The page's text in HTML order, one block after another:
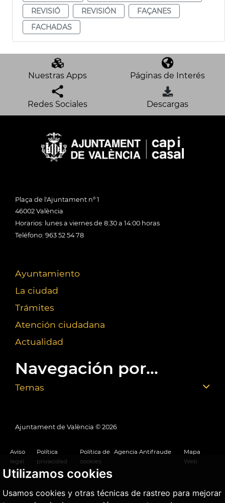
Utilizamos cookies
Usamos cookies y otras técnicas de rastreo para mejorar
REVISIÓ
REVISIÓN
FAÇANES
FACHADAS
Nuestras Apps Páginas de Interés
Redes Sociales Descargas
Plaça de l'Ajuntament nº 1
46002 València
Horarios: lunes a viernes de 8:30 a 14:00 horas
Teléfono: 963 52 54 78
Ayuntamiento
La ciudad
Trámites
Atención ciudadana
Actualidad
Navegación por...
Temas
Ajuntament de València © 2026
Aviso
legal
Política
privacidad
Política de
cookies
Agencia Antifraude
Mapa
Web